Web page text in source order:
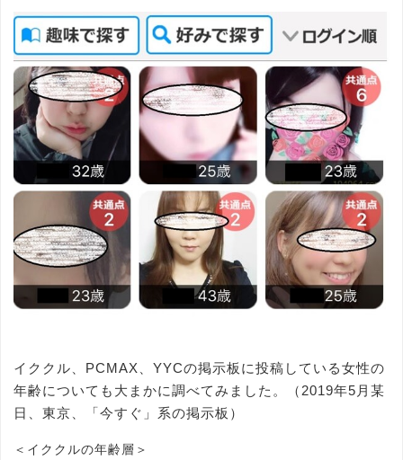
イククル、PCMAX、YYCの掲示板に投稿している女性の
年齢についても大まかに調べてみました。（2019年5月某
日、東京、「今すぐ」系の掲示板）
＜イククルの年齢層＞